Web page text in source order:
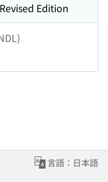
Edition
言語：日本語